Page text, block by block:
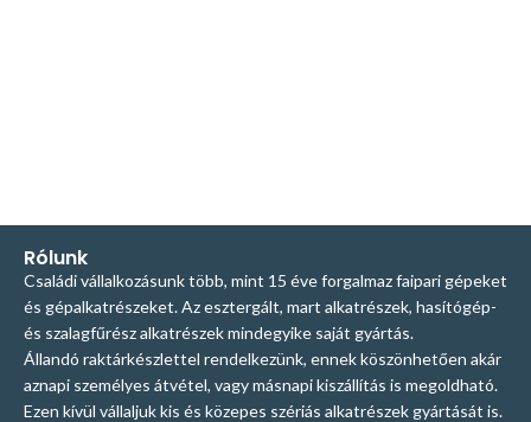
Rólunk
Családi vállalkozásunk több, mint 15 éve forgalmaz faipari gépeket
és gépalkatrészeket. Az esztergált, mart alkatrészek, hasítógép-
és szalagfűrész alkatrészek mindegyike saját gyártás.
Állandó raktárkészlettel rendelkezünk, ennek köszönhetően akár
aznapi személyes átvétel, vagy másnapi kiszállítás is megoldható.
Ezen kívül vállaljuk kis és közepes szériás alkatrészek gyártását is.